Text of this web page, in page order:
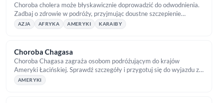
Choroba cholera może błyskawicznie doprowadzić do odwodnienia.
Zadbaj o zdrowie w podróży, przyjmując doustne szczepienie
dostępne w TropicalMed!
AZJA AFRYKA AMERYKI KARAIBY
Choroba Chagasa
Choroba Chagasa zagraża osobom podróżującym do krajów
Ameryki Łacińskiej. Sprawdź szczegóły i przygotuj się do wyjazdu z
TropicalMed!
AMERYKI